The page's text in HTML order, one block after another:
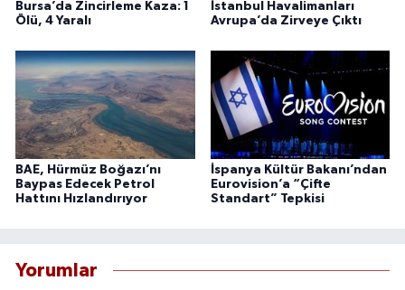
Bursa’da Zincirleme Kaza: 1
Ölü, 4 Yaralı
İstanbul Havalimanları
Avrupa’da Zirveye Çıktı
BAE, Hürmüz Boğazı’nı
Baypas Edecek Petrol
Hattını Hızlandırıyor
İspanya Kültür Bakanı’ndan
Eurovision’a “Çifte
Standart” Tepkisi
Yorumlar